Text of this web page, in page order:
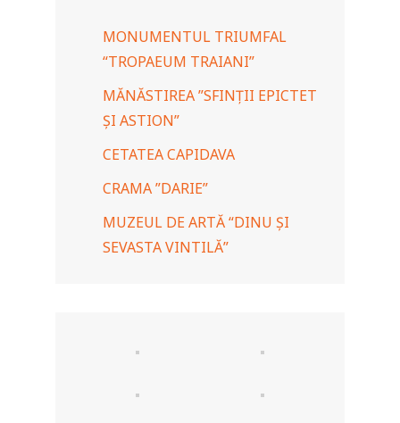
MONUMENTUL TRIUMFAL
“TROPAEUM TRAIANI”
MĂNĂSTIREA ”SFINȚII EPICTET
ȘI ASTION”
CETATEA CAPIDAVA
CRAMA ”DARIE”
MUZEUL DE ARTĂ “DINU ȘI
SEVASTA VINTILĂ”